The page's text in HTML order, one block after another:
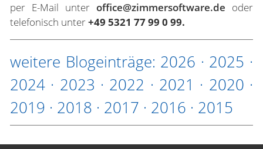
per E-Mail unter office@zimmersoftware.de oder
telefonisch unter+49 5321 77 99 0 99.
weitere Blogeinträge: 2026 · 2025 ·
2024 · 2023 · 2022 · 2021 · 2020 ·
2019 · 2018 · 2017 · 2016 · 2015